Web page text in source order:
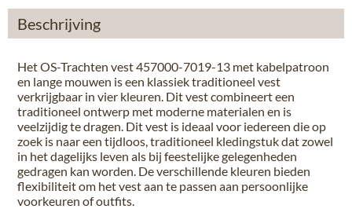
Beschrijving
Het OS-Trachten vest 457000-7019-13 met kabelpatroon
en lange mouwen is een klassiek traditioneel vest
verkrijgbaar in vier kleuren. Dit vest combineert een
traditioneel ontwerp met moderne materialen en is
veelzijdig te dragen. Dit vest is ideaal voor iedereen die op
zoek is naar een tijdloos, traditioneel kledingstuk dat zowel
in het dagelijks leven als bij feestelijke gelegenheden
gedragen kan worden. De verschillende kleuren bieden
flexibiliteit om het vest aan te passen aan persoonlijke
voorkeuren of outfits.